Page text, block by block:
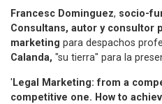
Francesc Dominguez, socio-
Consultans, autor y consultor
marketing para despachos
Calanda, "su tierra" para la
' Legal Marketing: from a
competitive one. How to